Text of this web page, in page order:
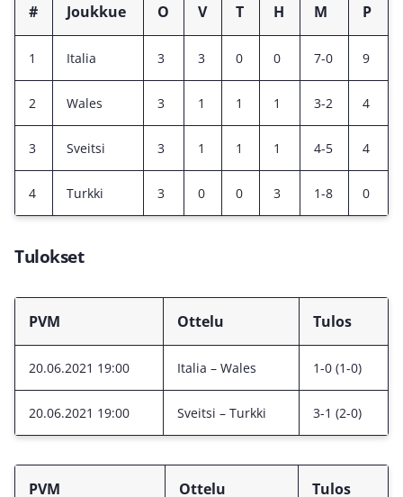
# Joukkue O V T H M P
1 Italia 3 3 0 0 7-0 9
2 Wales 3 1 1 1 3-2 4
3 Sveitsi 3 1 1 1 4-5 4
4 Turkki 3 0 0 3 1-8 0
Tulokset
PVM Ottelu Tulos
20.06.2021 19:00 Italia – Wales 1-0 (1-0)
20.06.2021 19:00 Sveitsi – Turkki 3-1 (2-0)
PVM Ottelu Tulos